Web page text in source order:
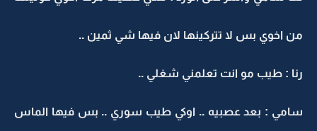
من اخوي بس لا تتركينها لان فيها شي ثمين ..
رنا : طيب مو انت تعلمني شغلي ..
سامي : بعد عصبيه .. اوكي طيب سوري .. بس فيها الماس